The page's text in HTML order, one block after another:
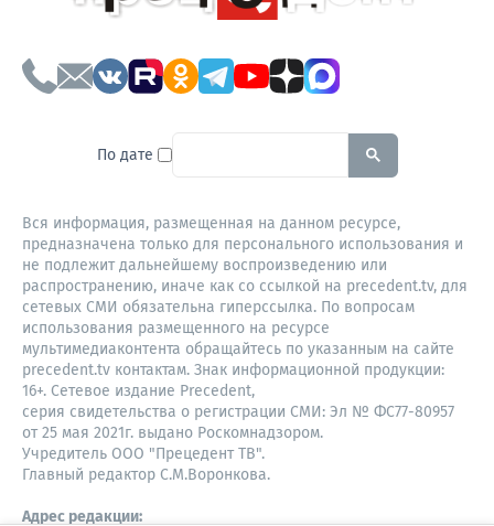
По дате To search this site, enter a
Вся информация, размещенная на данном ресурсе,
предназначена только для персонального использования и
не подлежит дальнейшему воспроизведению или
распространению, иначе как со ссылкой на precedent.tv, для
сетевых СМИ обязательна гиперссылка. По вопросам
использования размещенного на ресурсе
мультимедиаконтента обращайтесь по указанным на сайте
precedent.tv контактам. Знак информационной продукции:
16+. Сетевое издание Precedent,
серия свидетельства о регистрации СМИ: Эл № ФС77-80957
от 25 мая 2021г. выдано Роскомнадзором.
Учредитель ООО "Прецедент ТВ".
Главный редактор С.М.Воронкова.
Адрес редакции: